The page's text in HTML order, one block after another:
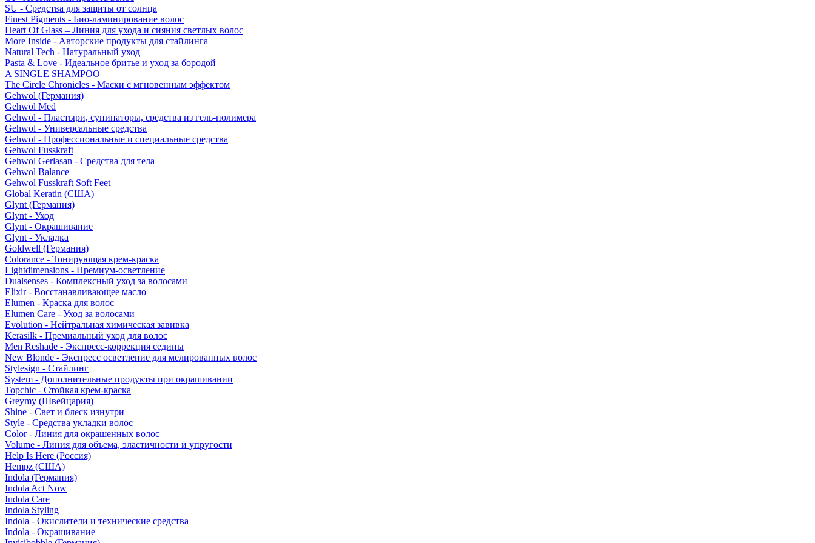
SU - Средства для защиты от солнца
Finest Pigments - Био-ламинирование волос
Heart Of Glass – Линия для ухода и сияния светлых волос
More Inside - Авторские продукты для стайлинга
Natural Tech - Натуральный уход
Pasta & Love - Идеальное бритье и уход за бородой
A SINGLE SHAMPOO
The Circle Chronicles - Маски с мгновенным эффектом
Gehwol (Германия)
Gehwol Med
Gehwol - Пластыри, супинаторы, средства из гель-полимера
Gehwol - Универсальные средства
Gehwol - Профессиональные и специальные средства
Gehwol Fusskraft
Gehwol Gerlasan - Средства для тела
Gehwol Balance
Gehwol Fusskraft Soft Feet
Global Keratin (США)
Glynt (Германия)
Glynt - Уход
Glynt - Окрашивание
Glynt - Укладка
Goldwell (Германия)
Colorance - Тонирующая крем-краска
Lightdimensions - Премиум-осветление
Dualsenses - Комплексный уход за волосами
Elixir - Восстанавливающее масло
Elumen - Краска для волос
Elumen Care - Уход за волосами
Evolution - Нейтральная химическая завивка
Kerasilk - Премиальный уход для волос
Men Reshade - Экспресс-коррекция седины
New Blonde - Экспресс осветление для мелированных волос
Stylesign - Стайлинг
System - Дополнительные продукты при окрашивании
Topchic - Стойкая крем-краска
Greymy (Швейцария)
Shine - Свет и блеск изнутри
Style - Средства укладки волос
Color - Линия для окрашенных волос
Volume - Линия для объема, эластичности и упругости
Help Is Here (Россия)
Hempz (США)
Indola (Германия)
Indola Act Now
Indola Care
Indola Styling
Indola - Окислители и технические средства
Indola - Окрашивание